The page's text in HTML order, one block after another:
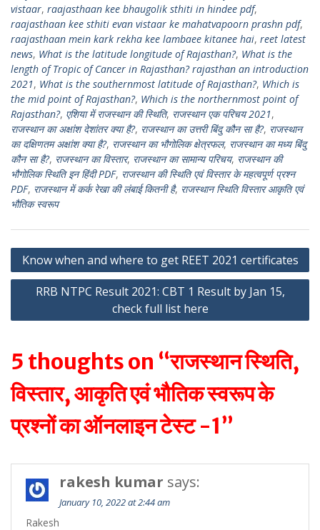
vistaar, raajasthaan kee bhaugolik sthiti in hindee pdf,
raajasthaan kee sthiti evan vistaar ke mahatvapoorn prashn pdf,
raajasthaan mein kark rekha kee lambaee kitanee hai, reet latest
news, What is the latitude longitude of Rajasthan?, What is the
length of Tropic of Cancer in Rajasthan? rajasthan an introduction
2021, What is the southernmost latitude of Rajasthan?, Which is
the mid point of Rajasthan?, Which is the northernmost point of
Rajasthan?, एशिया में राजस्थान की स्थिति, राजस्थान एक परिचय 2021,
राजस्थान का अक्षांश देशांतर क्या है?, राजस्थान का उत्तरी बिंदु कौन सा है?, राजस्थान
का दक्षिणतम अक्षांश क्या है?, राजस्थान का भौगोलिक क्षेत्रफल, राजस्थान का मध्य बिंदु
कौन सा है?, राजस्थान का विस्तार, राजस्थान का सामान्य परिचय, राजस्थान की
भौगोलिक स्थिति इन हिंदी PDF, राजस्थान की स्थिति एवं विस्तार के महत्वपूर्ण प्रश्न
PDF, राजस्थान में कर्क रेखा की लंबाई कितनी है, राजस्थान स्थिति विस्तार आकृति एवं
भौतिक स्वरूप
Post
navigation
Know when and where to get REET 2021 certificates
RRB NTPC Result 2021: CBT 1 Result by Jan 15,
check full list here
5 thoughts on “राजस्थान स्थिति,
विस्तार, आकृति एवं भौतिक स्वरूप के
प्रश्नों का ऑनलाइन टेस्ट -1”
rakesh kumar says:
January 10, 2022 at 2:44 am
Rakesh